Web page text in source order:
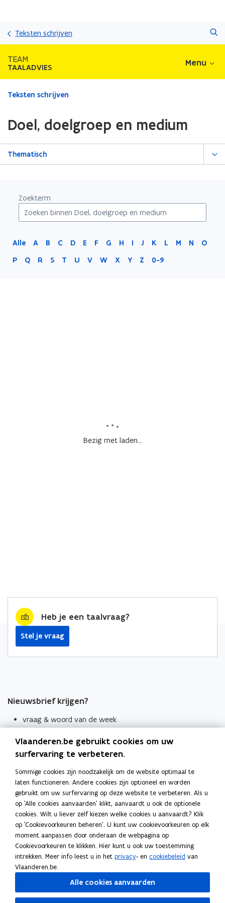
Teksten schrijven
TEAM
TAALADVIES Menu
Gedaan
zich
op:
Doel,
medium
Teksten schrijven
Doel, doelgroep en medium
Thematisch
Zoekterm
Alle A B C D E F G H I J K L M N
O
P
Q R S T U V W X Y Z 0-9
Bezig met laden...
Heb je een taalvraag?
Stel je vraag
Nieuwsbrief krijgen?
vraag & woord van de week
Schrijf je in
Thema's
Taaladviezen
Spellingregels
Tips voor duidelijke taal
Bekijk ook
Spellingtests
Boek- en webwijzer
Vlaanderen.be gebruikt cookies om uw
surfervaring te verbeteren.
Sommige cookies zijn noodzakelijk om de website optimaal te
laten functioneren. Andere cookies zijn optioneel en worden
gebruikt om uw surfervaring op deze website te verbeteren. Als u
op 'Alle cookies aanvaarden' klikt, aanvaardt u ook de optionele
cookies. Wilt u liever zelf kiezen welke cookies u aanvaardt? Klik
op 'Cookievoorkeuren beheren'. U kunt uw cookievoorkeuren op elk
moment aanpassen door onderaan de webpagina op
Cookievoorkeuren te klikken. Hier kunt u ook uw toestemming
intrekken. Meer info leest u in het privacy- en cookiebeleid van
Vlaanderen.be.
Alle cookies aanvaarden